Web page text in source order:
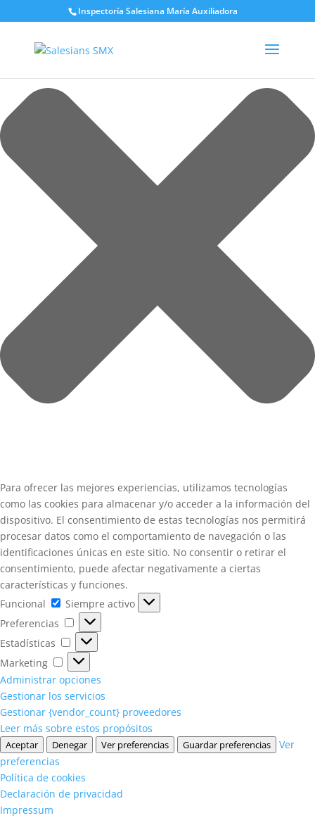
Gestionar el consentimiento de las cookies
Para ofrecer las mejores experiencias, utilizamos tecnologías
como las cookies para almacenar y/o acceder a la información del
dispositivo. El consentimiento de estas tecnologías nos permitirá
procesar datos como el comportamiento de navegación o las
identificaciones únicas en este sitio. No consentir o retirar el
consentimiento, puede afectar negativamente a ciertas
características y funciones.
Funcional
Funcional
Siempre activo
Preferencias
Preferencias
Estadísticas
Estadísticas
Marketing
Marketing
Administrar opciones
Gestionar los servicios
Gestionar {vendor_count} proveedores
Leer más sobre estos propósitos
Aceptar Denegar Ver preferencias Guardar preferencias
Ver
preferencias
Política de cookies
Declaración de privacidad
Impressum
Inspectoría Salesiana María Auxiliadora